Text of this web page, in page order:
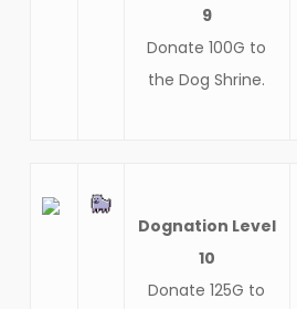
9
Donate 100G to
the Dog Shrine.
Dognation Level
10
Donate 125G to